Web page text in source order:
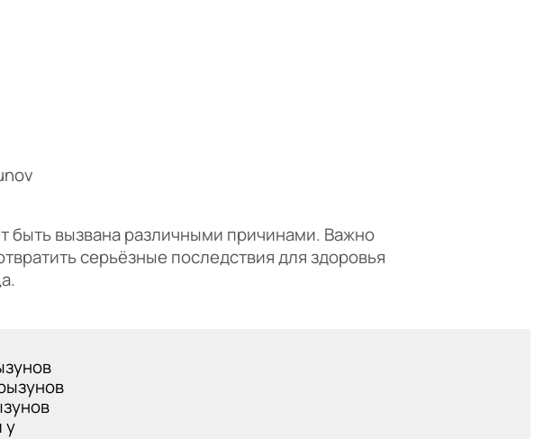
быть вызвана различными причинами. Важно
серьёзные последствия для здоровья
у